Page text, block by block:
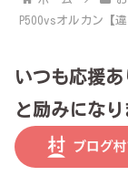
P500vsオルカン【
いつも応援
と励みになり